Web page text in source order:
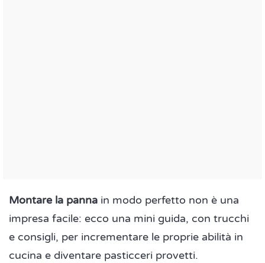
Montare la panna in modo perfetto non è una
impresa facile: ecco una mini guida, con trucchi
e consigli, per incrementare le proprie abilità in
cucina e diventare pasticceri provetti.